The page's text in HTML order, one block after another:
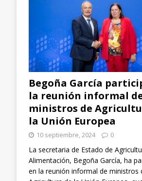
[ 4 septiembre, 2024 ]
arroz, aplicadas en
[ 3 septiembre,
el sector”
NACIONAL
Begoña García
la reunión informal
ministros de
la Unión Europea
10 septiembre, 2024 0
La secretaria de Estado de
Alimentación, Begoña García, ha
en la reunión informal de ministros